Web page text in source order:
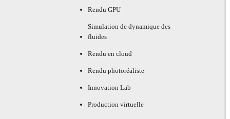
Rendu GPU
Simulation de dynamique des
fluides
Rendu en cloud
Rendu photoréaliste
Innovation Lab
Production virtuelle